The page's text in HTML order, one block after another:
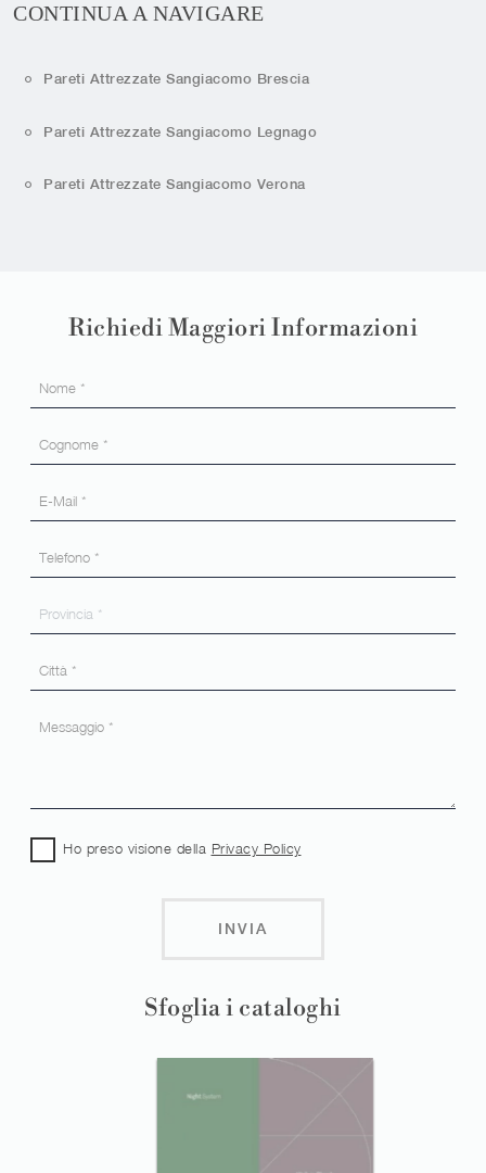
CONTINUA A NAVIGARE
Pareti Attrezzate Sangiacomo Brescia
Pareti Attrezzate Sangiacomo Legnago
Pareti Attrezzate Sangiacomo Verona
Sfoglia i cataloghi
Richiedi Maggiori Informazioni
Ho preso visione della Privacy Policy
INVIA